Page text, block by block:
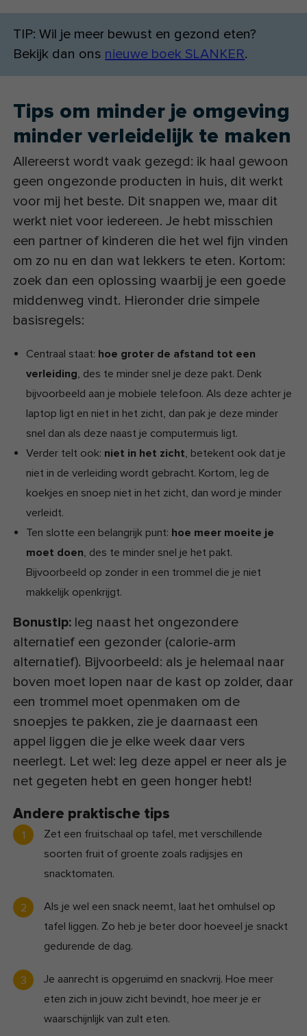
TIP: Wil je meer bewust en gezond eten?
Bekijk dan ons nieuwe boek SLANKER.
Tips om minder je omgeving
minder verleidelijk te maken
Allereerst wordt vaak gezegd: ik haal gewoon
geen ongezonde producten in huis, dit werkt
voor mij het beste. Dit snappen we, maar dit
werkt niet voor iedereen. Je hebt misschien
een partner of kinderen die het wel fijn vinden
om zo nu en dan wat lekkers te eten. Kortom:
zoek dan een oplossing waarbij je een goede
middenweg vindt. Hieronder drie simpele
basisregels:
Centraal staat: hoe groter de afstand tot een
verleiding, des te minder snel je deze pakt. Denk
bijvoorbeeld aan je mobiele telefoon. Als deze achter je
laptop ligt en niet in het zicht, dan pak je deze minder
snel dan als deze naast je computermuis ligt.
Verder telt ook: niet in het zicht, betekent ook dat je
niet in de verleiding wordt gebracht. Kortom, leg de
koekjes en snoep niet in het zicht, dan word je minder
verleidt.
Ten slotte een belangrijk punt: hoe meer moeite je
moet doen, des te minder snel je het pakt.
Bijvoorbeeld op zonder in een trommel die je niet
makkelijk openkrijgt.
Bonustip: leg naast het ongezondere
alternatief een gezonder (calorie-arm
alternatief). Bijvoorbeeld: als je helemaal naar
boven moet lopen naar de kast op zolder, daar
een trommel moet openmaken om de
snoepjes te pakken, zie je daarnaast een
appel liggen die je elke week daar vers
neerlegt. Let wel: leg deze appel er neer als je
net gegeten hebt en geen honger hebt!
Andere praktische tips
Zet een fruitschaal op tafel, met verschillende
soorten fruit of groente zoals radijsjes en
snacktomaten.
Als je wel een snack neemt, laat het omhulsel op
tafel liggen. Zo heb je beter door hoeveel je snackt
gedurende de dag.
Je aanrecht is opgeruimd en snackvrij. Hoe meer
eten zich in jouw zicht bevindt, hoe meer je er
waarschijnlijk van zult eten.